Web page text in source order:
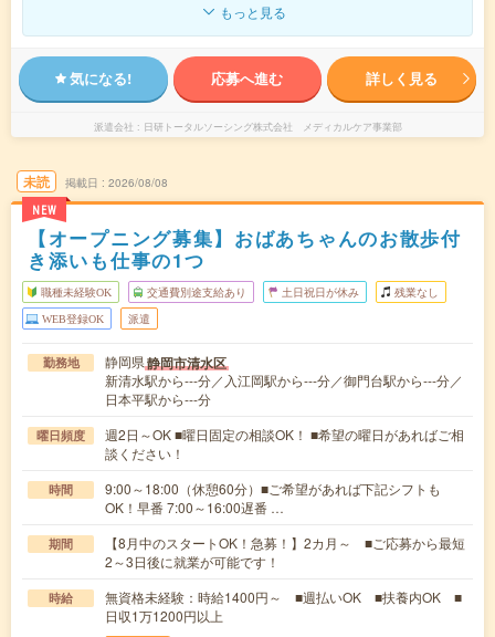
もっと見る
気になる! 応募へ進む 詳しく見る
派遣会社 日研トータルソーシング株式会社 メディカルケア事業部
未読
NEW
掲載日 2026/08/08
【オープニング募集】おばあちゃんのお散歩付
き添いも仕事の1つ
職種未経験OK 交通費別途支給あり 土日祝日が休み 残業なし
WEB登録OK 派遣
勤務地 静岡県静岡市清水区
新清水駅から---分／入江岡駅から---分／御門台駅から---分／
日本平駅から---分
曜日頻度
週2日～OK ■曜日固定の相談OK！ ■希望の曜日があればご相
談ください！
時間
9:00～18:00（休憩60分）■ご希望があれば下記シフトも
OK！早番 7:00～16:00遅番 …
期間
【8月中のスタートOK！急募！】2カ月～ ■ご応募から最短
2～3日後に就業が可能です！
時給
無資格未経験：時給1400円～ ■週払いOK ■扶養内OK ■
日収1万1200円以上